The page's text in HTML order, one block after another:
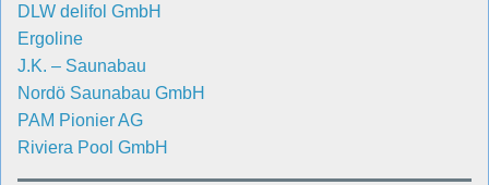
DLW delifol GmbH
Ergoline
J.K. – Saunabau
Nordö Saunabau GmbH
PAM Pionier AG
Riviera Pool GmbH